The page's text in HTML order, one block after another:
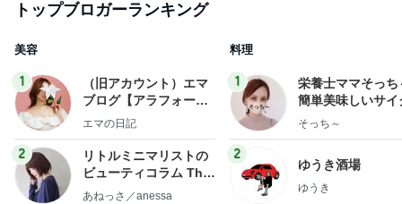
トップブロガーランキング
美容
1
（旧アカウント）エマ
ブログ【アラフォー会
社売却セカンドライ
エマの日記
2
リトルミニマリストの
ビューティコラム The
little minimalist's bea
あねっさ／anessa
料理
1
栄養士ママそっち
簡単美味しいサイ
献立
そっち～
2
ゆうき酒場
ゆうき